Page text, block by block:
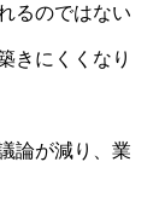
るのではない
きにくくなり
論が減り、業